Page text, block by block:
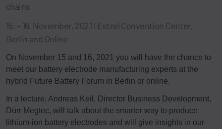
chains ​
15. – 16. November, 2021 I Estrel Convention Center,
Berlin and Online
On November 15 and 16, 2021 you will have the chance to
meet our battery electrode manufacturing experts at the
hybrid Future Battery Forum in Berlin or online.​
In a lecture, Andreas Keil, Director Business Development,
Dürr Megtec, will talk about the smarter way to produce
lithium-ion battery electrodes and will give insights in our